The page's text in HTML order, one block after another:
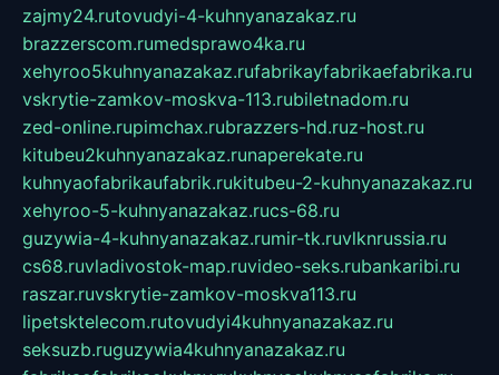
zajmy24.rutovudyi-4-kuhnyanazakaz.ru
brazzerscom.rumedsprawo4ka.ru
xehyroo5kuhnyanazakaz.rufabrikayfabrikaefabrika.ru
vskrytie-zamkov-moskva-113.rubiletnadom.ru
zed-online.rupimchax.rubrazzers-hd.ruz-host.ru
kitubeu2kuhnyanazakaz.runaperekate.ru
kuhnyaofabrikaufabrik.rukitubeu-2-kuhnyanazakaz.ru
xehyroo-5-kuhnyanazakaz.rucs-68.ru
guzywia-4-kuhnyanazakaz.rumir-tk.ruvlknrussia.ru
cs68.ruvladivostok-map.ruvideo-seks.rubankaribi.ru
raszar.ruvskrytie-zamkov-moskva113.ru
lipetsktelecom.rutovudyi4kuhnyanazakaz.ru
seksuzb.ruguzywia4kuhnyanazakaz.ru